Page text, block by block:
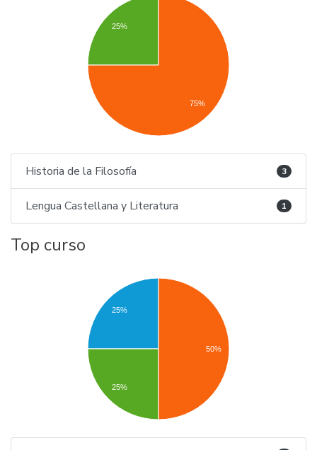
25%
75%
Historia de la Filosofía 3
Lengua Castellana y Literatura 1
Top curso
25%
25%
50%